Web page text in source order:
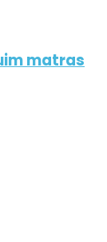
matras